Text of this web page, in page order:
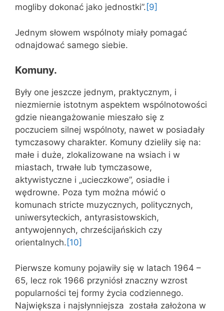
mogliby dokonać jako jednostki”. [9]
Jednym słowem wspólnoty miały pomagać
odnajdować samego siebie.
Komuny.
Były one jeszcze jednym, praktycznym, i
niezmiernie istotnym aspektem wspólnotowości
gdzie nieangażowanie mieszało się z
poczuciem silnej wspólnoty, nawet w posiadały
tymczasowy charakter. Komuny dzieliły się na:
małe i duże, zlokalizowane na wsiach i w
miastach, trwałe lub tymczasowe,
aktywistyczne i „ucieczkowe”, osiadłe i
wędrowne. Poza tym można mówić o
komunach stricte muzycznych, politycznych,
uniwersyteckich, antyrasistowskich,
antywojennych, chrześcijańskich czy
orientalnych. [10]
Pierwsze komuny pojawiły się w latach 1964 –
65, lecz rok 1966 przyniósł znaczny wzrost
popularności tej formy życia codziennego.
Największa i najsłynniejsza została założona w